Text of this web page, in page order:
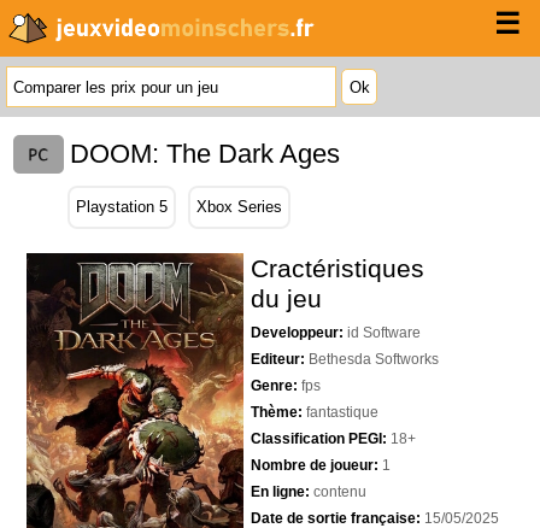
☰
DOOM: The Dark Ages
Playstation 5 Xbox Series
Cractéristiques
du jeu
Developpeur: id Software
Editeur: Bethesda Softworks
Genre: fps
Thème: fantastique
Classification PEGI: 18+
Nombre de joueur: 1
En ligne: contenu
Date de sortie française: 15/05/2025